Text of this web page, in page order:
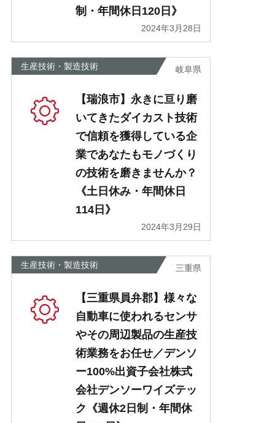
制・年間休日120日》
2024年3月28日
生産技術・製造技術 岐阜県
【瑞浪市】永きに亘り磨
いてきたダイカスト技術
で信頼を獲得している企
業であなたもモノづくり
の技術を磨きませんか？
《土日休み・年間休日
114日》
2024年3月29日
生産技術・製造技術 三重県
【三重県員弁郡】様々な
自動車に使われるセンサ
やその周辺製品の生産技
術業務をお任せ／デンソ
ー100%出資子会社株式
会社デンソーワイズテッ
ク《週休2日制・年間休